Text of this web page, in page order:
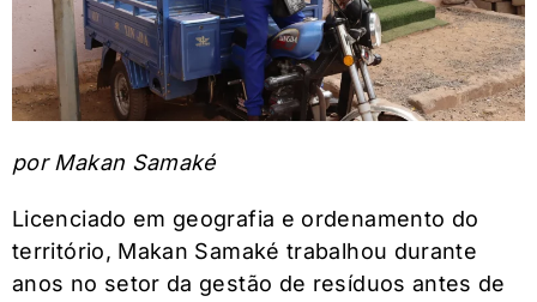
por Makan Samaké
Licenciado em geografia e ordenamento do
território, Makan Samaké trabalhou durante
anos no setor da gestão de resíduos antes de